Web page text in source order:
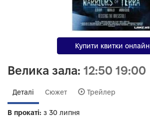
Купити квитки онлайн
Велика зала: 12:50 19:00
Деталі Сюжет Трейлер
В прокаті: з 30 липня